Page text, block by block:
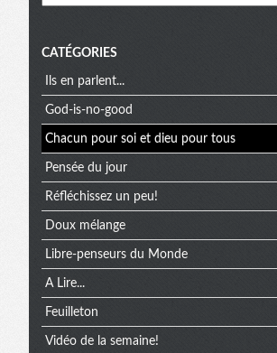
CATÉGORIES
Ils en parlent...
God-is-no-good
Chacun pour soi et dieu pour tous
Pensée du jour
Réfléchissez un peu!
Doux mélange
Libre-penseurs du Monde
A Lire...
Feuilleton
Vidéo de la semaine!